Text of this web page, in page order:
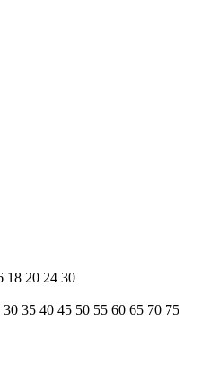
18 20 24 30
30 35 40 45 50 55 60 65 70 75